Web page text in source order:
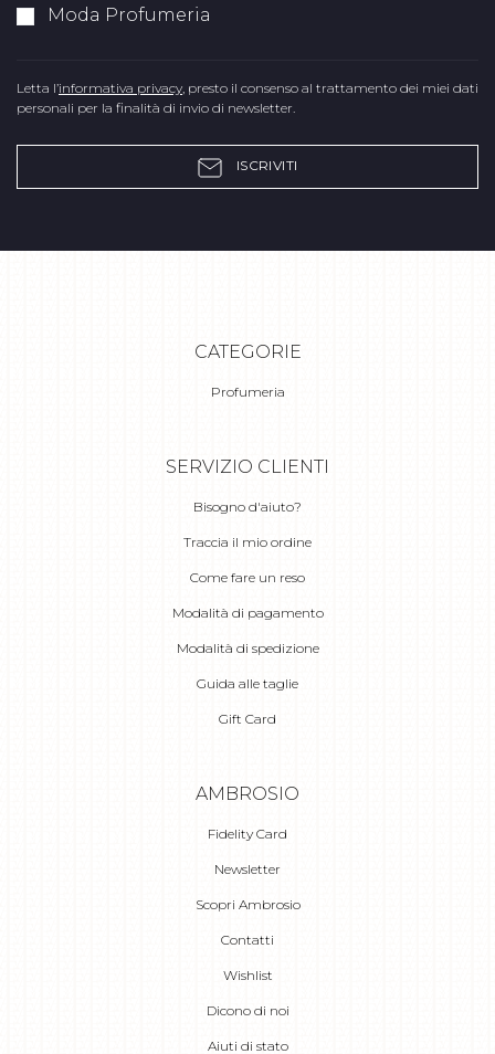
Moda Profumeria
Letta l’informativa privacy, presto il consenso al trattamento dei miei dati
personali per la finalità di invio di newsletter.
ISCRIVITI
CATEGORIE
Profumeria
SERVIZIO CLIENTI
Bisogno d'aiuto?
Traccia il mio ordine
Come fare un reso
Modalità di pagamento
Modalità di spedizione
Guida alle taglie
Gift Card
AMBROSIO
Fidelity Card
Newsletter
Scopri Ambrosio
Contatti
Wishlist
Dicono di noi
Aiuti di stato